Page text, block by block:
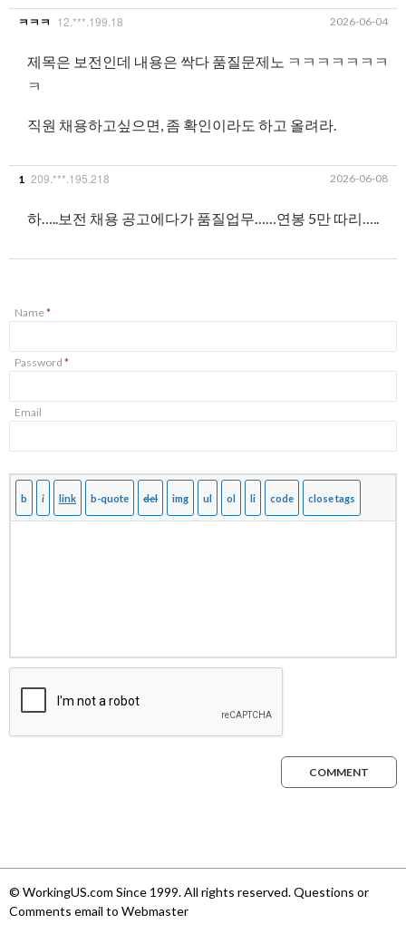
ㅋㅋㅋ 12.***.199.18 2026-06-04
제목은 보전인데 내용은 싹다 품질문제노 ㅋㅋㅋㅋㅋㅋㅋ
ㅋ
직원 채용하고싶으면, 좀 확인이라도 하고 올려라.
1 209.***.195.218 2026-06-08
하…..보전 채용 공고에다가 품질업무……연봉 5만 따리…..
Name*
Password *
Email
COMMENT
© WorkingUS.com Since 1999. All rights reserved. Questions or
Comments email to Webmaster